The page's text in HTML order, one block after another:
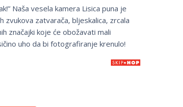
Naša vesela kamera Lisica puna je
zvukova zatvarača, bljeskalica, zrcala
značajki koje će obožavati mali
uho da bi fotografiranje krenulo!